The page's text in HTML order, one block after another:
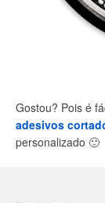
Gostou? Pois é
adesivos
personalizado 🙂